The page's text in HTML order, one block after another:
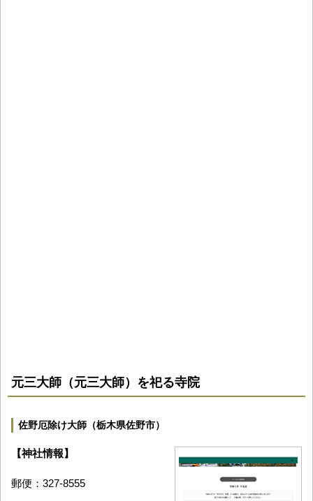
元三大師（元三大師）を祀る寺院
佐野厄除け大師（栃木県佐野市）
【神社情報】
郵便：327-8555